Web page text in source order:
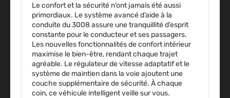
Le confort et la sécurité n’ont jamais été aussi
primordiaux. Lesystème avancé d’aide à la
conduitedu 3008 assure une tranquillité d’esprit
constante pour le conducteur et ses passagers.
Les nouvelles fonctionnalités de confort intérieur
maximise le bien-être, rendant chaque trajet
agréable. Le régulateur de vitesse adaptatif et le
système de maintien dans la voie ajoutent une
couche supplémentaire de sécurité. À chaque
coin, ce véhicule intelligent veille sur vous.